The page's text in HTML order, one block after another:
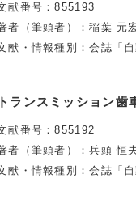
献番号
855193
者（筆頭者）
献・情報種別
会誌「自
トランスミッション歯
献番号
855192
者（筆頭者）
献・情報種別
会誌「自